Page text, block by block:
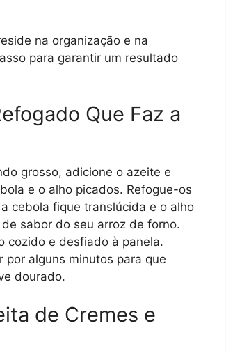
na organização e na
para garantir um resultado
Que Faz a
grosso, adicione o azeite e
e o alho picados. Refogue-os
cebola fique translúcida e o alho
sabor do seu arroz de forno.
cozido e desfiado à panela.
alguns minutos para que
dourado.
de Cremes e